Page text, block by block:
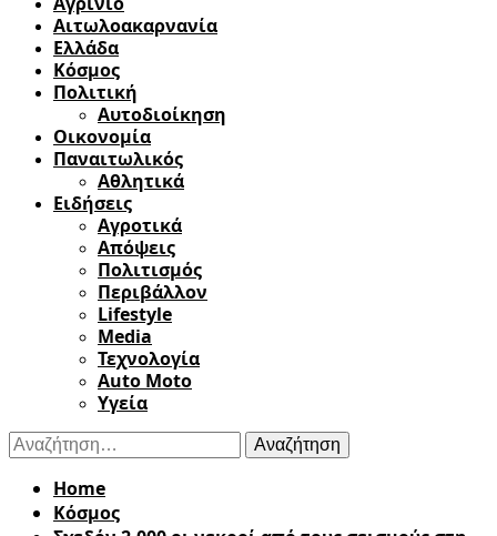
Αιτωλοακαρνανία
Ελλάδα
Κόσμος
Πολιτική
Αυτοδιοίκηση
Οικονομία
Παναιτωλικός
Αθλητικά
Ειδήσεις
Αγροτικά
Απόψεις
Πολιτισμός
Περιβάλλον
Lifestyle
Media
Τεχνολογία
Auto Moto
Υγεία
Αναζήτηση
για:
Home
Κόσμος